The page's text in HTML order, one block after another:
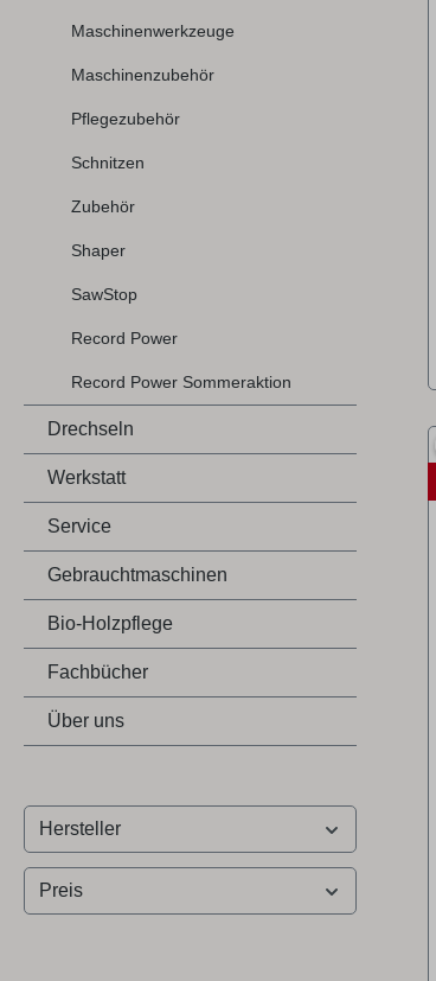
Maschinenwerkzeuge
Maschinenzubehör
Pflegezubehör
Schnitzen
Zubehör
Shaper
SawStop
Record Power
Record Power Sommeraktion
Drechseln
Werkstatt
Service
Gebrauchtmaschinen
Bio-Holzpflege
Fachbücher
Über uns
Hersteller
Preis